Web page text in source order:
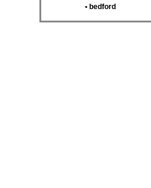
• bedford